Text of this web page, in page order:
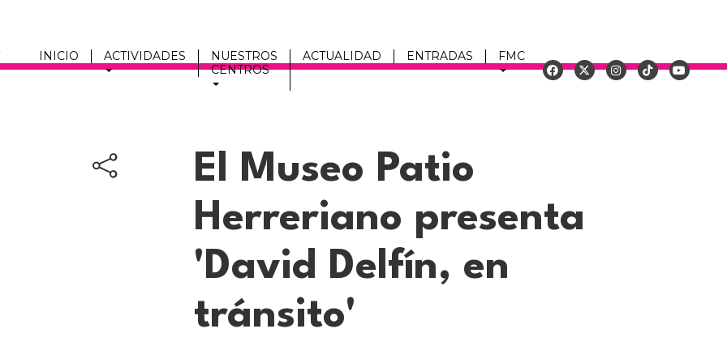
INICIO ACTIVIDADES
NUESTROS
CENTROS
ACTUALIDAD ENTRADAS FMC
El Museo Patio
Herreriano presenta
'David Delfín, en
tránsito'